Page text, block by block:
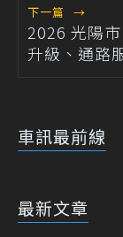
下一篇 →
2026 光陽
升級、通路
車訊最前線
最新文章